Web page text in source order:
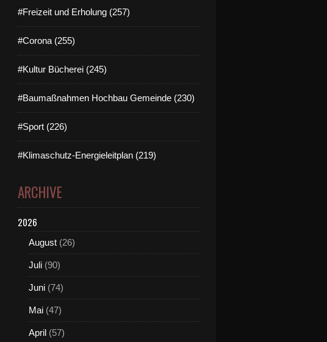
#Freizeit und Erholung (257)
#Corona (255)
#Kultur Bücherei (245)
#Baumaßnahmen Hochbau Gemeinde (230)
#Sport (226)
#Klimaschutz-Energieleitplan (219)
ARCHIVE
2026
August (26)
Juli (90)
Juni (74)
Mai (47)
April (57)